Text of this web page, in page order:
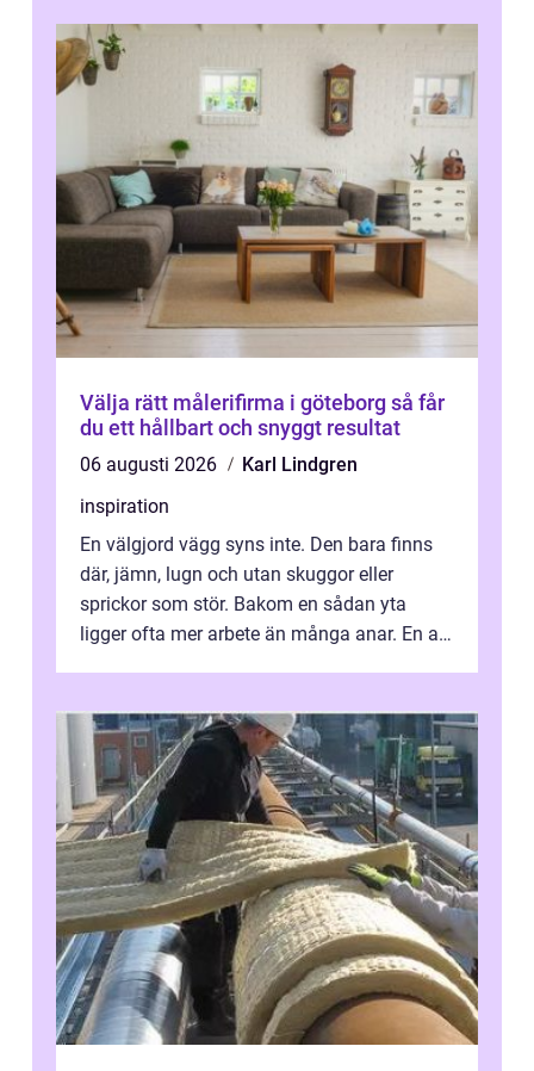
Välja rätt målerifirma i göteborg så får
du ett hållbart och snyggt resultat
06 augusti 2026
Karl Lindgren
inspiration
En välgjord vägg syns inte. Den bara finns
där, jämn, lugn och utan skuggor eller
sprickor som stör. Bakom en sådan yta
ligger ofta mer arbete än många anar. En av